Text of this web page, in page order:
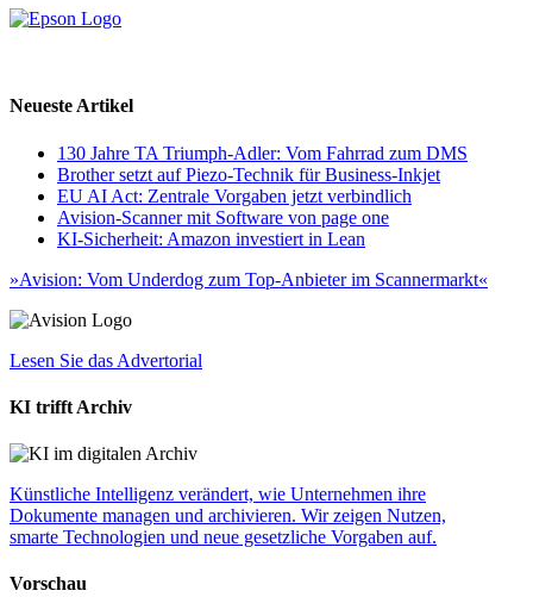
Neueste Artikel
130 Jahre TA Triumph-Adler: Vom Fahrrad zum DMS
Brother setzt auf Piezo-Technik für Business-Inkjet
EU AI Act: Zentrale Vorgaben jetzt verbindlich
Avision-Scanner mit Software von page one
KI-Sicherheit: Amazon investiert in Lean
»Avision: Vom Underdog zum Top-Anbieter im Scannermarkt«
Lesen Sie das Advertorial
KI trifft Archiv
Künstliche Intelligenz verändert, wie Unternehmen ihre
Dokumente managen und archivieren. Wir zeigen Nutzen,
smarte Technologien und neue gesetzliche Vorgaben auf.
Vorschau